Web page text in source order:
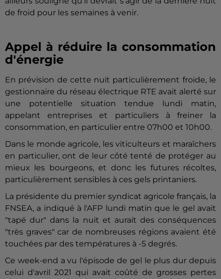
de froid pour les semaines à venir.
Appel à réduire la consommation
d'énergie
En prévision de cette nuit particulièrement froide, le
gestionnaire du réseau électrique RTE avait alerté sur
une potentielle situation tendue lundi matin,
appelant entreprises et particuliers à freiner la
consommation, en particulier entre 07h00 et 10h00.
Dans le monde agricole, les viticulteurs et maraîchers
en particulier, ont de leur côté tenté de protéger au
mieux les bourgeons, et donc les futures récoltes,
particulièrement sensibles à ces gels printaniers.
La présidente du premier syndicat agricole français, la
FNSEA, a indiqué à l'AFP lundi matin que le gel avait
"tapé dur" dans la nuit et aurait des conséquences
"très graves" car de nombreuses régions avaient été
touchées par des températures à -5 degrés.
Ce week-end a vu l'épisode de gel le plus dur depuis
celui d'avril 2021 qui avait coûté de grosses pertes